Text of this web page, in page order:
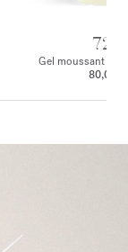
724
Gel moussant
80,00 €